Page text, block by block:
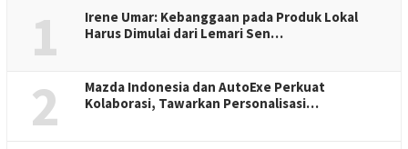
1
Irene Umar: Kebanggaan pada Produk Lokal
Harus Dimulai dari Lemari Sen…
2
Mazda Indonesia dan AutoExe Perkuat
Kolaborasi, Tawarkan Personalisasi…